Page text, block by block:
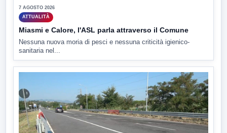
7 AGOSTO 2026
ATTUALITÀ
Miasmi e Calore, l'ASL parla attraverso il Comune
Nessuna nuova moria di pesci e nessuna criticità igienico-
sanitaria nel...